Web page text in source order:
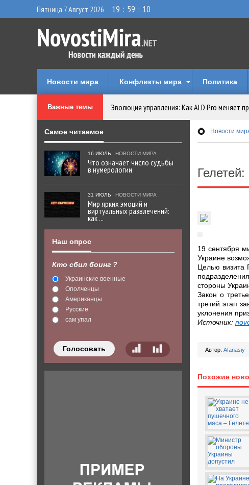
Пятница 7 Август 2026 19 : 59 : 11
Новости мира Конфликты мира Политика
Важные темы
Идеи, куда сходить с детьми в парки, музеи и
Мир ярких эмоций и виртуальных
Что означает число судьбы в нумерологии
Новости
19 сентября
Украине
Целью визита
стороны
Закон о
третий этап
уклонения
Источник:
Автор: Afanasiy
Похожие
Самое читаемое
16 ИЮЛЬ НОВОСТИ МИРА
Что означает число судьбы
в нумерологии
31 ИЮЛЬ НОВОСТИ МИРА
Мир ярких эмоций и
виртуальных развлечений:
как ...
Наш опрос
Кто сбил боинг ?
Украинские военные
Ополченцы
Американцы
Русские
сам упал
Голосовать